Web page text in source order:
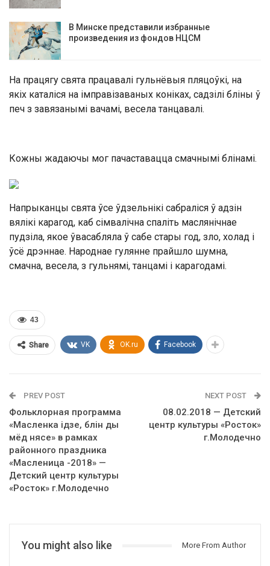
В Минске представили избранные
произведения из фондов НЦСМ
На працягу свята працавалі гульнёвыя пляцоўкі, на
якіх каталіся на імправізаваных коніках, садзілі бліны ў
печ з завязанымі вачамі, весела танцавалі.
Кожны жадаючы мог пачаставацца смачнымі блінамі.
Напрыканцы свята ўсе ўдзельнікі сабраліся ў адзін
вялікі карагод, каб сімвалічна спаліть маслянічнае
пудзіла, якое ўвасабляла ў сабе стары год, зло, холад і
ўсё дрэннае. Народнае гулянне прайшло шумна,
смачна, весела, з гульнямі, танцамі і карагодамі.
43
Share VK OK.ru Facebook
PREV POST
Фольклорная программа
«Масленка ідзе, блін ды
мёд нясе» в рамках
районного праздника
«Масленица -2018» —
Детский центр культуры
«Росток» г.Молодечно
NEXT POST
08.02.2018 — Детский
центр культуры «Росток»
г.Молодечно
You might also like More From Author